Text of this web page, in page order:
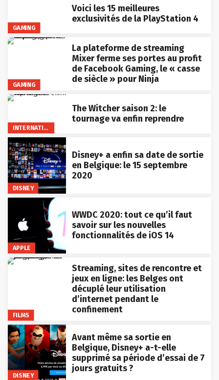
GAMING
Voici les 15 meilleures
exclusivités de la PlayStation 4
GAMING
La plateforme de streaming
Mixer ferme ses portes au profit
de Facebook Gaming, le « casse
de siècle » pour Ninja
INTERNATIONAL
The Witcher saison 2: le
tournage va enfin reprendre
DISNEY
Disney+ a enfin sa date de sortie
en Belgique: le 15 septembre
2020
APPLE
WWDC 2020: tout ce qu’il faut
savoir sur les nouvelles
fonctionnalités de iOS 14
FILMS
Streaming, sites de rencontre et
jeux en ligne: les Belges ont
décuplé leur utilisation
d’internet pendant le
confinement
DISNEY
Avant même sa sortie en
Belgique, Disney+ a-t-elle
supprimé sa période d’essai de 7
jours gratuits ?